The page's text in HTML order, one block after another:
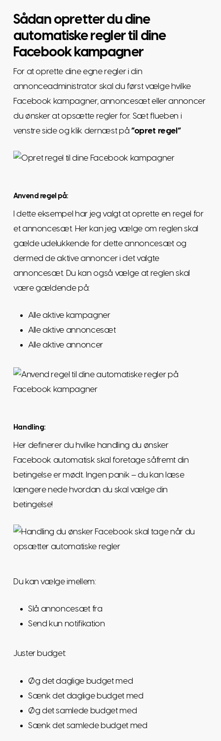
Sådan opretter du dine
automatiske regler til dine
Facebook kampagner
For at oprette dine egne regler i din
annonceadministrator skal du først vælge hvilke
Facebook kampagner, annoncesæt eller annoncer
du ønsker at opsætte regler for. Sæt flueben i
venstre side og klik dernæst på ”opret regel”
Anvend regel på:
I dette eksempel har jeg valgt at oprette en regel for
et annoncesæt. Her kan jeg vælge om reglen skal
gælde udelukkende for dette annoncesæt og
dermed de aktive annoncer i det valgte
annoncesæt. Du kan også vælge at reglen skal
være gældende på:
Alle aktive kampagner
Alle aktive annoncesæt
Alle aktive annoncer
Handling:
Her definerer du hvilke handling du ønsker
Facebook automatisk skal foretage såfremt din
betingelse er mødt. Ingen panik – du kan læse
længere nede hvordan du skal vælge din
betingelse!
Du kan vælge imellem:
Slå annoncesæt fra
Send kun notifikation
Juster budget:
Øg det daglige budget med
Sænk det daglige budget med
Øg det samlede budget med
Sænk det samlede budget med